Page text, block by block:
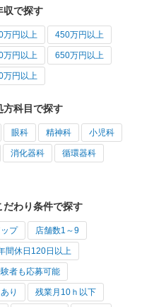
収で探す
万円以上 450万円以上
万円以上 650万円以上
万円以上
方科目で探す
眼科 精神科 小児科
消化器科 循環器科
だわり条件で探す
プ 店舗数1～9
間休日120日以上
者も応募可能
り 残業月10ｈ以下